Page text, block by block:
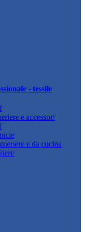
- tessile
e accessori
e da cucina